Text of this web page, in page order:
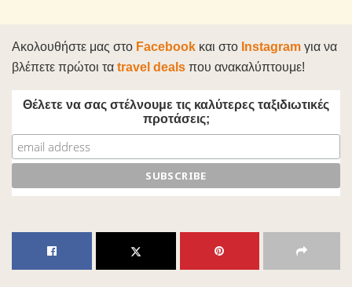
Ακολουθήστε μας στο Facebook και στο Instagram για να
βλέπετε πρώτοι τα travel deals που ανακαλύπτουμε!
Θέλετε να σας στέλνουμε τις καλύτερες ταξιδιωτικές
προτάσεις;